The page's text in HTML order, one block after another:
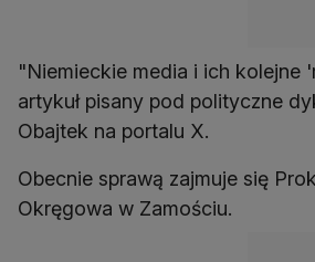
"Niemieckie media i ich kolejne
artykuł pisany pod polityczne
Obajtek na portalu X.
Obecnie sprawą zajmuje się
Okręgowa w Zamościu.